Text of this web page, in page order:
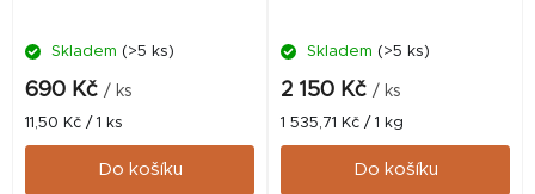
Skladem (>5 ks)
690 Kč / ks
Měrná
cena:
11,50 Kč / 1 ks
Do košíku
Průměrné
hodnocení
produktu
je
5,0
Skladem (>5 ks)
2 150 Kč / ks
Měrná
cena:
1 535,71 Kč / 1 kg
Do košíku